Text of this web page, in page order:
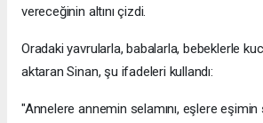
vereceğinin altını çizdi.
Oradaki yavrularla, babalarla, bebeklerle
aktaran Sinan, şu ifadeleri kullandı:
"Annelere annemin selamını, eşlere eşimin